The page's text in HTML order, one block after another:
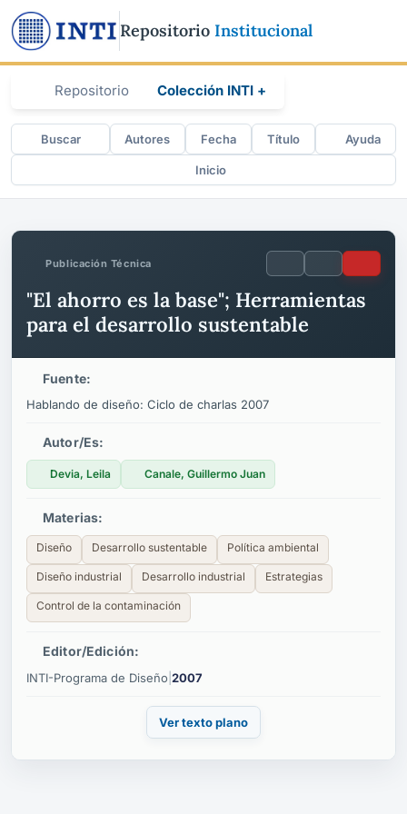
Repositorio Institucional
Repositorio Colección INTI +
Buscar Autores Fecha Título Ayuda
Inicio
Publicación Técnica
"El ahorro es la base"; Herramientas
para el desarrollo sustentable
Fuente:
Hablando de diseño: Ciclo de charlas 2007
Autor/es:
Devia, Leila Canale, Guillermo Juan
Materias:
Diseño Desarrollo sustentable Política ambiental
Diseño industrial Desarrollo industrial Estrategias
Control de la contaminación
Editor/edición:
INTI-Programa de Diseño 2007
Ver texto plano